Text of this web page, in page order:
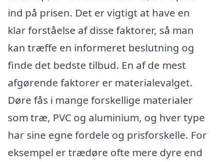
ind på prisen. Det er vigtigt at have en
klar forståelse af disse faktorer, så man
kan træffe en informeret beslutning og
finde det bedste tilbud. En af de mest
afgørende faktorer er materialevalget.
Døre fås i mange forskellige materialer
som træ, PVC og aluminium, og hver type
har sine egne fordele og prisforskelle. For
eksempel er trædøre ofte mere dyre end